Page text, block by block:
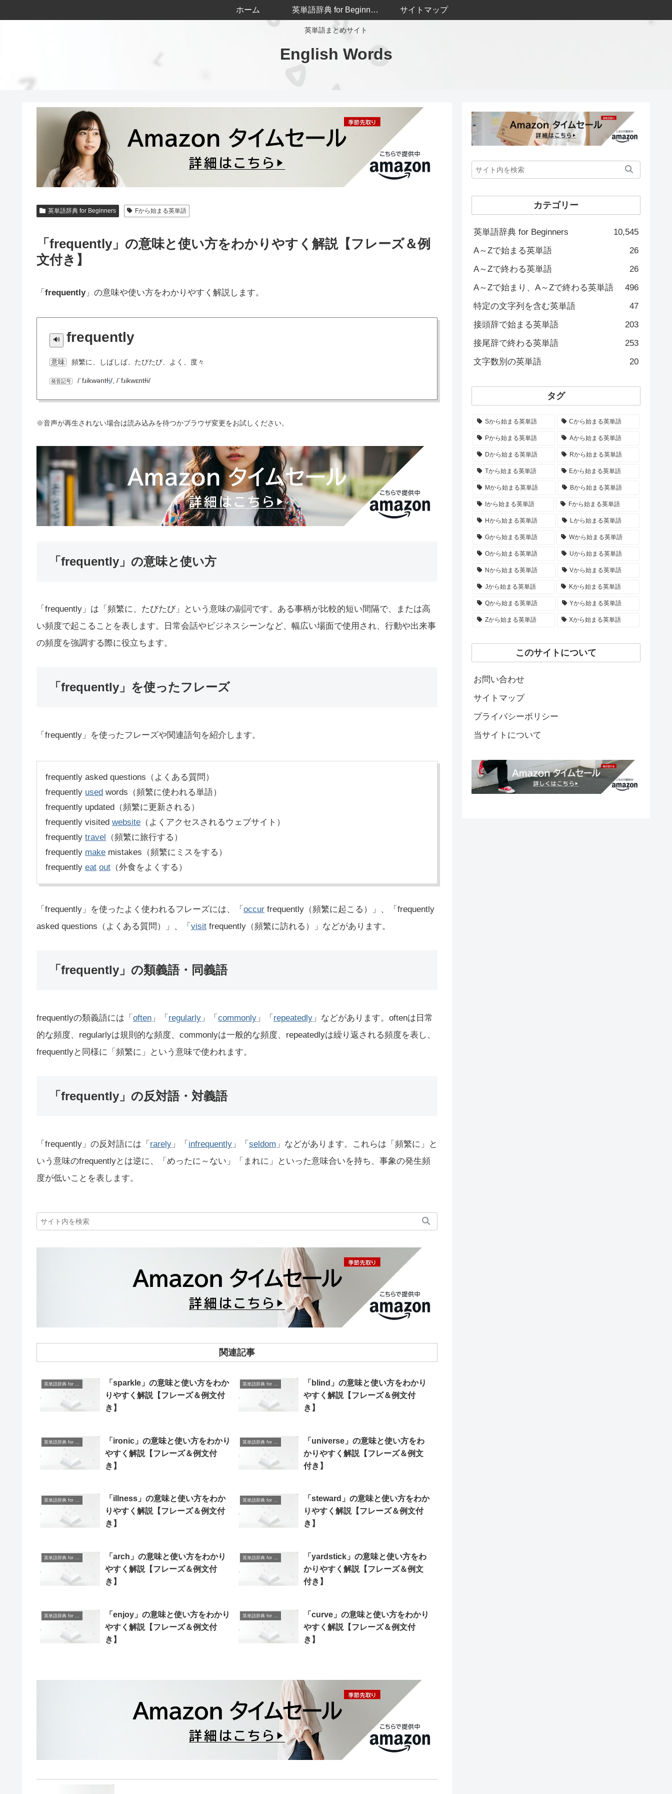
英単語まとめサイト
English Words
ホーム 英単語辞典 for Beginners サイトマップ
英単語辞典 for Beginners Fから始まる英単語
「frequently」の意味と使い方をわかりやすく解説【フレーズ＆例
文付き】
「 frequently」の意味や使い方をわかりやすく解説します。
frequently
意味 頻繁に、しばしば、たびたび、よく、度々
発音記号 /ˈfɹikwəntɫi/, /ˈfɹikwɛntɫi/
※音声が再生されない場合は読み込みを待つかブラウザ変更をお試しください。
「frequently」の意味と使い方
「frequently」は「頻繁に、たびたび」という意味の副詞です。ある事柄が比較的短い間隔で、または高
い頻度で起こることを表します。日常会話やビジネスシーンなど、幅広い場面で使用され、行動や出来事
の頻度を強調する際に役立ちます。
「frequently」を使ったフレーズ
「frequently」を使ったフレーズや関連語句を紹介します。
frequently asked questions（よくある質問）
frequently used words（頻繁に使われる単語）
frequently updated（頻繁に更新される）
frequently visited website （よくアクセスされるウェブサイト）
frequently travel （頻繁に旅行する）
frequently make mistakes（頻繁にミスをする）
frequently eat out （外食をよくする）
「frequently」を使ったよく使われるフレーズには、「 occur frequently（頻繁に起こる）」、「frequently
asked questions（よくある質問）」、「 visit frequently（頻繁に訪れる）」などがあります。
「frequently」の類義語・同義語
frequentlyの類義語には「 often 」「 regularly 」「 commonly 」「 repeatedly 」などがあります。oftenは日常
的な頻度、regularlyは規則的な頻度、commonlyは一般的な頻度、repeatedlyは繰り返される頻度を表し、
frequentlyと同様に「頻繁に」という意味で使われます。
「frequently」の反対語・対義語
「frequently」の反対語には「 rarely 」「 infrequently 」「 seldom 」などがあります。これらは「頻繁に」と
いう意味のfrequentlyとは逆に、「めったに～ない」「まれに」といった意味合いを持ち、事象の発生頻
度が低いことを表します。
関連記事
「sparkle」の意味と使い方をわか
りやすく解説【フレーズ＆例文付
き】
「blind」の意味と使い方をわかり
やすく解説【フレーズ＆例文付
き】
「ironic」の意味と使い方をわかり
やすく解説【フレーズ＆例文付
き】
「universe」の意味と使い方をわ
かりやすく解説【フレーズ＆例文
付き】
「illness」の意味と使い方をわか
りやすく解説【フレーズ＆例文付
き】
「steward」の意味と使い方をわか
りやすく解説【フレーズ＆例文付
き】
英単語辞典 for Beginners
「arch」の意味と使い方をわかり
やすく解説【フレーズ＆例文付
き】
英単語辞典 for Beginners
「yardstick」の意味と使い方をわ
かりやすく解説【フレーズ＆例文
付き】
英単語辞典 for Beginners
「enjoy」の意味と使い方をわかり
やすく解説【フレーズ＆例文付
き】
英単語辞典 for Beginners
「curve」の意味と使い方をわかり
やすく解説【フレーズ＆例文付
き】
カテゴリー
英単語辞典 for Beginners
10,545
A～Zで始まる英単語
26
A～Zで終わる英単語
26
A～Zで始まり、A～Zで終わる英単語
496
特定の文字列を含む英単語
47
接頭辞で始まる英単語
203
接尾辞で終わる英単語
253
文字数別の英単語
20
タグ
Sから始まる英単語 Cから始まる英単語
Pから始まる英単語 Aから始まる英単語
Dから始まる英単語 Rから始まる英単語
Tから始まる英単語 Eから始まる英単語
Mから始まる英単語 Bから始まる英単語
Iから始まる英単語 Fから始まる英単語
Hから始まる英単語 Lから始まる英単語
Gから始まる英単語 Wから始まる英単語
Oから始まる英単語 Uから始まる英単語
Nから始まる英単語 Vから始まる英単語
Jから始まる英単語 Kから始まる英単語
Qから始まる英単語 Yから始まる英単語
Zから始まる英単語 Xから始まる英単語
このサイトについて
お問い合わせ
サイトマップ
プライバシーポリシー
当サイトについて